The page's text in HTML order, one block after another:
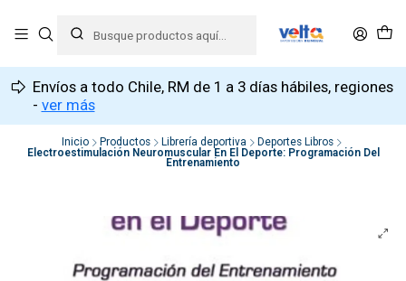
Envíos a todo Chile, RM de 1 a 3 días hábiles, regiones
- ver más
Inicio Productos Librería deportiva
Deportes Libros
Electroestimulación Neuromuscular En El Deporte: Programación Del
Entrenamiento